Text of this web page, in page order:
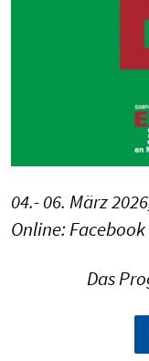
04.- 06. März
Online: Facebook
Das